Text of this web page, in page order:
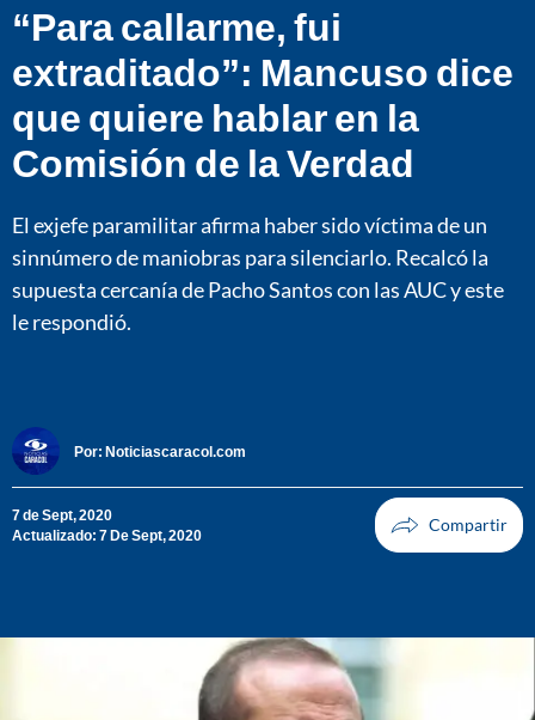
“Para callarme, fui
extraditado”: Mancuso dice
que quiere hablar en la
Comisión de la Verdad
El exjefe paramilitar afirma haber sido víctima de un
sinnúmero de maniobras para silenciarlo. Recalcó la
supuesta cercanía de Pacho Santos con las AUC y este
le respondió.
Por: Noticiascaracol.com
7 de Sept, 2020
Actualizado: 7 De Sept, 2020